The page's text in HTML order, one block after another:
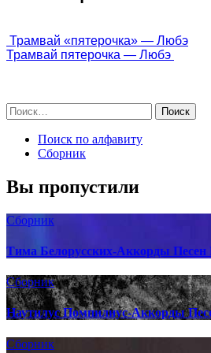
Трамвай «пятерочка» — Любэ
Трамвай пятерочка — Любэ
Поиск по алфавиту
Сборник
Вы пропустили
Сборник
Тима Белорусских-Аккорды Песен
Сборник
Наутилус Помпилиус-Аккорды
Сборник